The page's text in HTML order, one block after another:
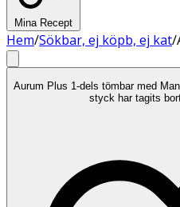
Mina Recept
Hem/Sökbar, ej köpb, ej kat/
Aurum Plus 1-dels tömbar med
styck har tagits